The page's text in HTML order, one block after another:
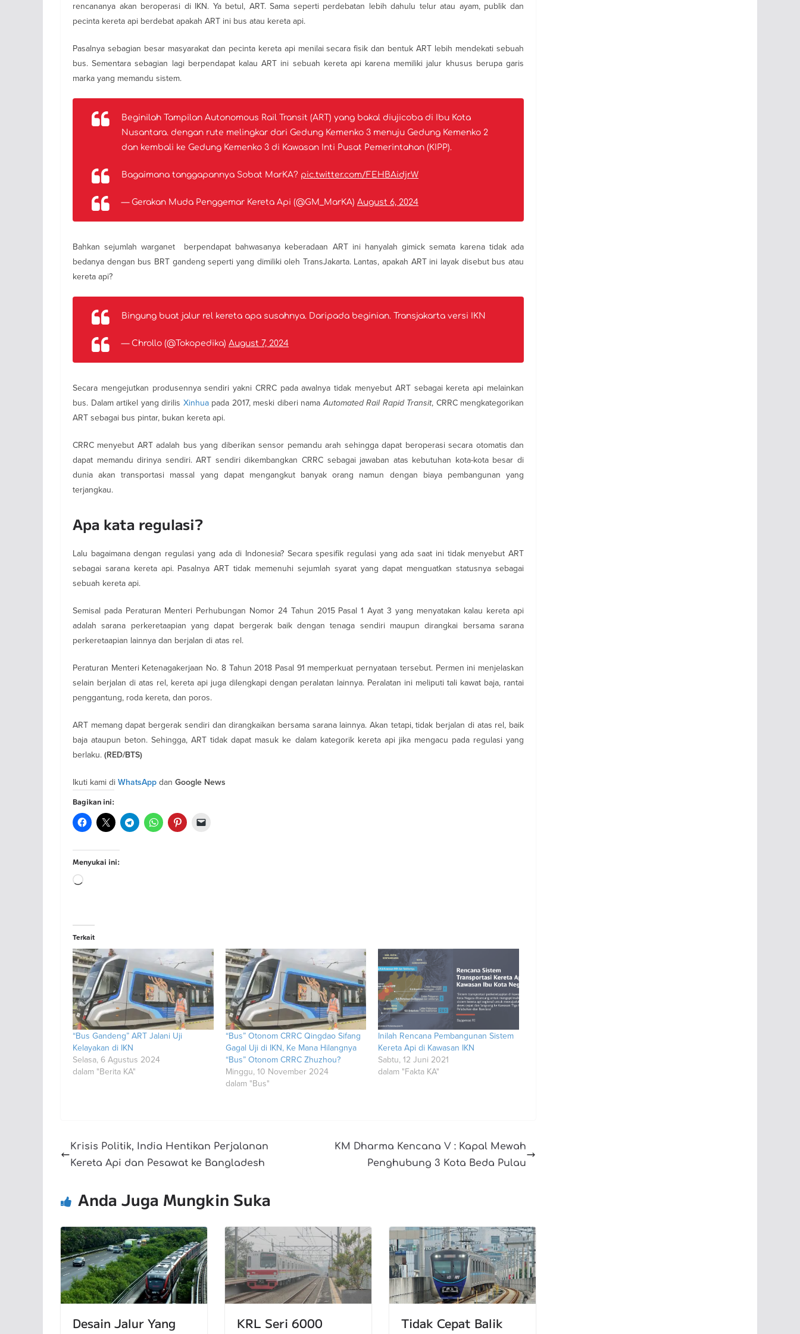
rencananya akan beroperasi di IKN. Ya betul, ART. Sama seperti perdebatan lebih dahulu telur atau ayam, publik dan
pecinta kereta api berdebat apakah ART ini bus atau kereta api.
Pasalnya sebagian besar masyarakat dan pecinta kereta api menilai secara fisik dan bentuk ART lebih mendekati sebuah
bus. Sementara sebagian lagi berpendapat kalau ART ini sebuah kereta api karena memiliki jalur khusus berupa garis
marka yang memandu sistem.
Beginilah Tampilan Autonomous Rail Transit (ART) yang bakal diujicoba di Ibu Kota
Nusantara. dengan rute melingkar dari Gedung Kemenko 3 menuju Gedung Kemenko 2
dan kembali ke Gedung Kemenko 3 di Kawasan Inti Pusat Pemerintahan (KIPP).
Bagaimana tanggapannya Sobat MarKA? pic.twitter.com/FEHBAidjrW
— Gerakan Muda Penggemar Kereta Api (@GM_MarKA) August 6, 2024
Bahkan sejumlah warganet berpendapat bahwasanya keberadaan ART ini hanyalah gimick semata karena tidak ada
bedanya dengan bus BRT gandeng seperti yang dimiliki oleh TransJakarta. Lantas, apakah ART ini layak disebut bus atau
kereta api?
Bingung buat jalur rel kereta apa susahnya. Daripada beginian. Transjakarta versi IKN
— Chrollo (@Tokopedika) August 7, 2024
Secara mengejutkan produsennya sendiri yakni CRRC pada awalnya tidak menyebut ART sebagai kereta api melainkan
bus. Dalam artikel yang dirilis Xinhuapada 2017, meski diberi namaAutomated Rail Rapid Transit, CRRC mengkategorikan
ART sebagai bus pintar, bukan kereta api.
CRRC menyebut ART adalah bus yang diberikan sensor pemandu arah sehingga dapat beroperasi secara otomatis dan
dapat memandu dirinya sendiri. ART sendiri dikembangkan CRRC sebagai jawaban atas kebutuhan kota-kota besar di
dunia akan transportasi massal yang dapat mengangkut banyak orang namun dengan biaya pembangunan yang
terjangkau.
Apa kata regulasi?
Lalu bagaimana dengan regulasi yang ada di Indonesia? Secara spesifik regulasi yang ada saat ini tidak menyebut ART
sebagai sarana kereta api. Pasalnya ART tidak memenuhi sejumlah syarat yang dapat menguatkan statusnya sebagai
sebuah kereta api.
Semisal pada Peraturan Menteri Perhubungan Nomor 24 Tahun 2015 Pasal 1 Ayat 3 yang menyatakan kalau kereta api
adalah sarana perkeretaapian yang dapat bergerak baik dengan tenaga sendiri maupun dirangkai bersama sarana
perkeretaapian lainnya dan berjalan di atas rel.
Peraturan Menteri Ketenagakerjaan No. 8 Tahun 2018 Pasal 91 memperkuat pernyataan tersebut. Permen ini menjelaskan
selain berjalan di atas rel, kereta api juga dilengkapi dengan peralatan lainnya. Peralatan ini meliputi tali kawat baja, rantai
penggantung, roda kereta, dan poros.
ART memang dapat bergerak sendiri dan dirangkaikan bersama sarana lainnya. Akan tetapi, tidak berjalan di atas rel, baik
baja ataupun beton. Sehingga, ART tidak dapat masuk ke dalam kategorik kereta api jika mengacu pada regulasi yang
berlaku. (RED/BTS)
Ikuti kami di WhatsApp dan Google News
Bagikan ini:
Menyukai ini:
Memuat...
Terkait
“Bus Gandeng” ART Jalani Uji
Kelayakan di IKN
Selasa, 6 Agustus 2024
dalam "Berita KA"
“Bus” Otonom CRRC Qingdao Sifang
Gagal Uji di IKN, Ke Mana Hilangnya
“Bus” Otonom CRRC Zhuzhou?
Minggu, 10 November 2024
dalam "Bus"
Inilah Rencana Pembangunan Sistem
Kereta Api di Kawasan IKN
Sabtu, 12 Juni 2021
dalam "Fakta KA"
Krisis Politik, India Hentikan Perjalanan
Kereta Api dan Pesawat ke Bangladesh
KM Dharma Kencana V : Kapal Mewah
Penghubung 3 Kota Beda Pulau
Anda Juga Mungkin Suka
Desain Jalur Yang
KRL Seri 6000
Tidak Cepat Balik